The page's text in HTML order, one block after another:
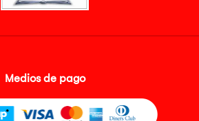
Medios de pago